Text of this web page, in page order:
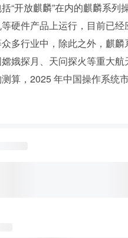
“开放麒麟”在内的麒麟系列
硬件产品上运行，目前已
多行业中，除此之外，麒
娥探月、天问探火等重大
算，2025 年中国操作系统